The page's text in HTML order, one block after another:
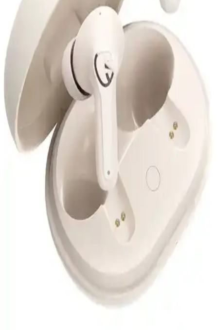
Resolut Bluetooth Hoparlör: Yüksek Ses Kalitesi ve
Renkli Işık Efektleriyle Partilere Renk Katın
Resolut Bluetooth Hoparlör, yüksek ses kalitesi ve renkli ışık
efektleriyle öne çıkan, taşınabilir ve şık tasarımlı bir müzik cihazıdır.
Kablosuz bağlantı, mikrofon ve radyo özellikleriyle eğlenceyi
doruğa çıkarır.
Lenovo Lp1s ve Lp40 Pro Kablosuz Kulaklık
Karşılaştırması: Özellikler ve Kullanıcı Yorumları
Lenovo Lp1s ve Lp40 Pro kablosuz kulaklıkların özellikleri,
kullanıcı yorumları ve karşılaştırmalarıyla ilgili kapsamlı bilgiler
içerir.
Arylic Bt 10 Bluetooth Ses Vericisi: Yüksek Kaliteli
Kablosuz Ses Aktarımı
Arylic Bt 10 Bluetooth Ses Vericisi, yüksek ses kalitesi, kolay
kurulum ve düşük enerji tüketimi ile çeşitli cihazlar arasında
kablosuz ses aktarımını sağlar. Modern tasarımıyla ev ve araç içi
kullanımda avantaj sunar.
Çoklu Cihaz Kumandaları: Akıllı Ev ve Ofis
Kontrolünde Çok Yönlü Çözüm Seçenekleri
Çoklu cihaz kumandaları, kablolu ve kablosuz şarj, Bluetooth
bağlantısı ve geniş uyumluluk özellikleriyle ev ve ofislerde cihaz
yönetimini kolaylaştırır.
Soundpeats T3 Pro Tws Bluetooth 5.4 Kablosuz
Kulaklık Özellikleri ve Kullanıcı Yorumları